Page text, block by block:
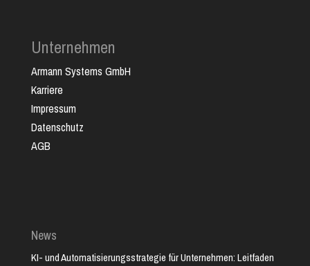
Unternehmen
Armann Systems GmbH
Karriere
Impressum
Datenschutz
AGB
News
KI- und Automatisierungsstrategie für Unternehmen: Leitfaden